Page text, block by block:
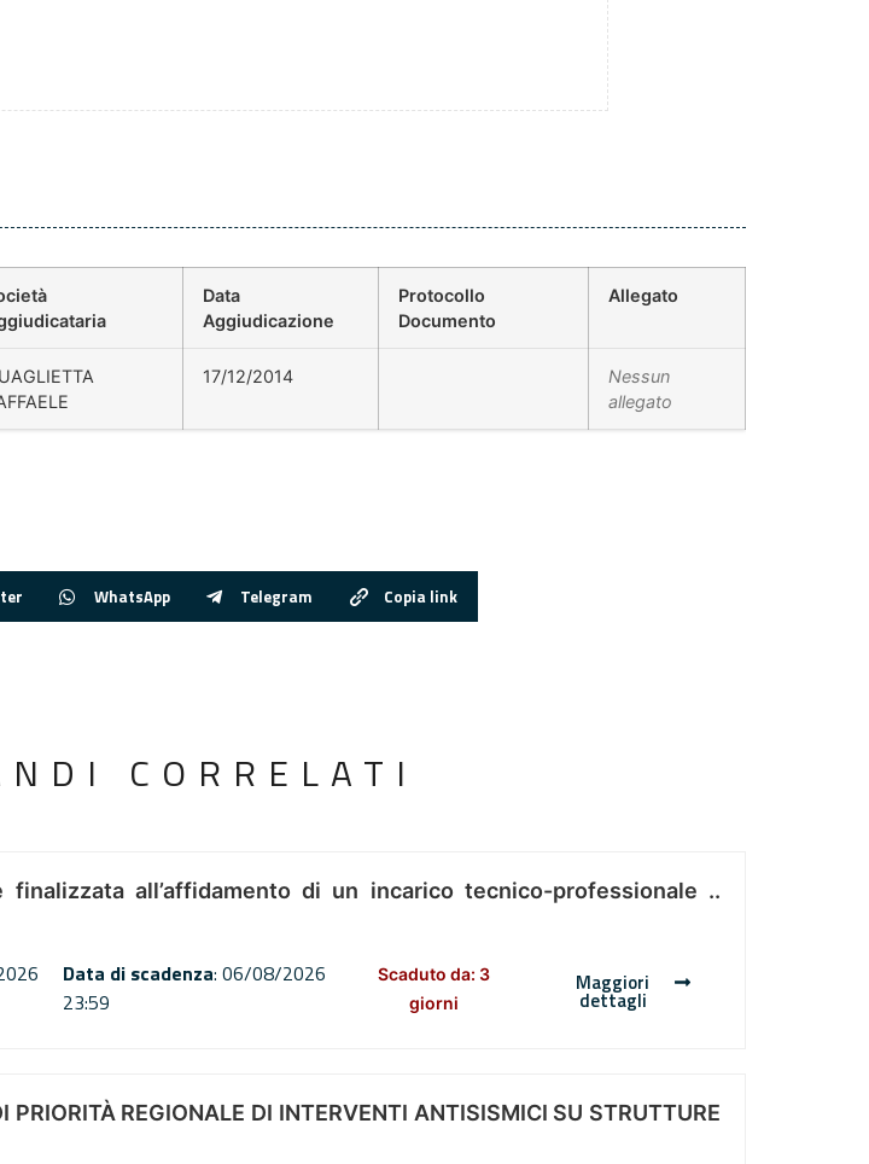
Data
Aggiudicazione
Protocollo
Documento
Allegato
17/12/2014
Nessun
allegato
WhatsApp Telegram Copia link
CORRELATI
all’affidamento di un incarico tecnico-professionale ..
Data di scadenza: 06/08/2026
23:59
Scaduto da: 3
giorni
Maggiori
dettagli
PRIORITÀ REGIONALE DI INTERVENTI ANTISISMICI SU STRUTTURE